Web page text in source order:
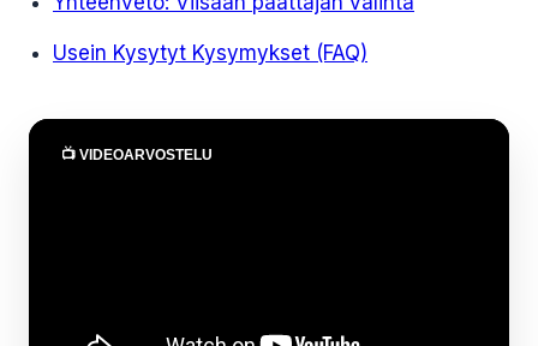
Usein Kysytyt Kysymykset (FAQ)
📺 VIDEOARVOSTELU